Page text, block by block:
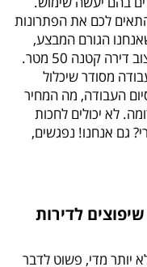
לכם את הפתרונות
הגורם המבצע,
אנחנו נוכל להעניק לכם גם רעיונת לעיצוב דירה קטנה 50 מטר.
מסודר שיכלול
העבודה, מה המחיר
לא יכולים לחכות
גם אנחנו! נפגשים,
לדירות
יותר מדי, פשוט לדבר